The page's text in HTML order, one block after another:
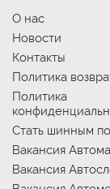
О нас
Новости
Контакты
Политика
Политика
Стать шинным
Вакансия
Вакансия